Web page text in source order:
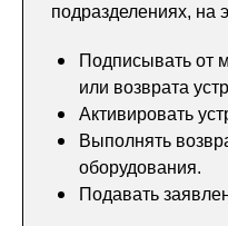
подразделениях, на
Подписывать от
или возврата
Активировать
Выполнять
оборудования.
Подавать